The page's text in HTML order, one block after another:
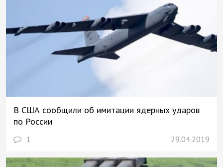
В США сообщили об имитации ядерных ударов
по России
1 29.04.2019